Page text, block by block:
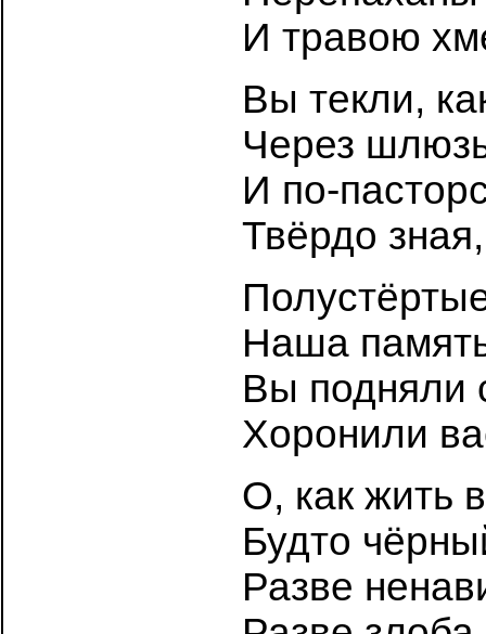
И травою
Вы текли,
Через
И по-
Твёрдо
Наша
Вы подняли
Хоронили
О, как жить
Будто
Разве